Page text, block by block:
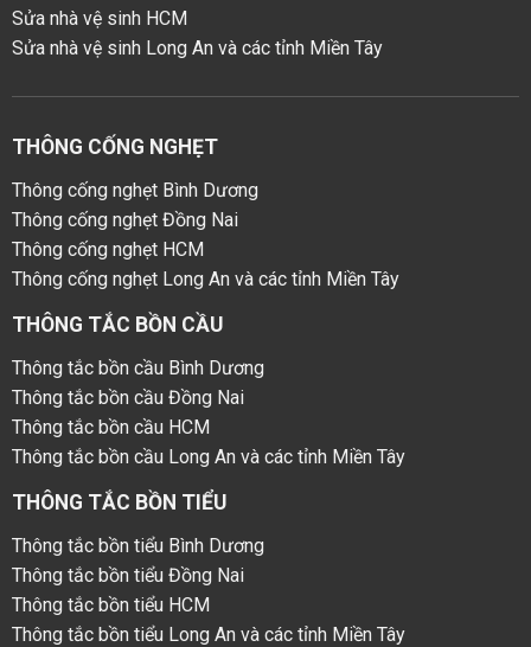
Sửa nhà vệ sinh HCM
Sửa nhà vệ sinh Long An và các tỉnh Miền Tây
THÔNG CỐNG NGHẸT
Thông cống nghẹt Bình Dương
Thông cống nghẹt Đồng Nai
Thông cống nghẹt HCM
Thông cống nghẹt Long An và các tỉnh Miền Tây
THÔNG TẮC BỒN CẦU
Thông tắc bồn cầu Bình Dương
Thông tắc bồn cầu Đồng Nai
Thông tắc bồn cầu HCM
Thông tắc bồn cầu Long An và các tỉnh Miền Tây
THÔNG TẮC BỒN TIỂU
Thông tắc bồn tiểu Bình Dương
Thông tắc bồn tiểu Đồng Nai
Thông tắc bồn tiểu HCM
Thông tắc bồn tiểu Long An và các tỉnh Miền Tây